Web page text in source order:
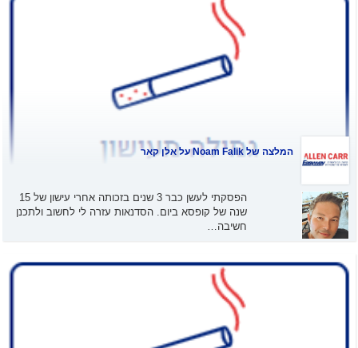
המלצה של על אלן קאר
הפסקתי לעשן כבר 3 שנים בזכותה אחרי עישון של 15
שנה של קופסא ביום. הסדנאות עזרה לי לחשוב ולתכנן
חשיבה…